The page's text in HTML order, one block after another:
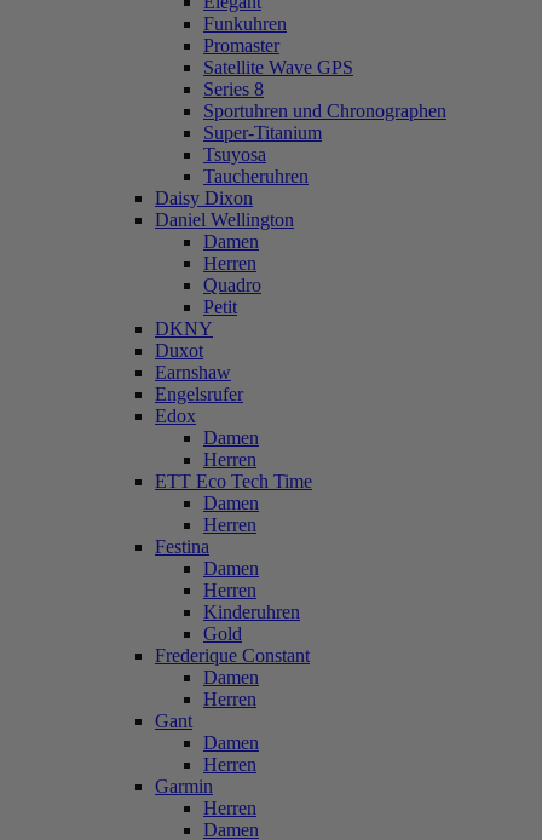
Funkuhren
Promaster
Satellite Wave GPS
Series 8
Sportuhren und Chronographen
Super-Titanium
Tsuyosa
Taucheruhren
Daisy Dixon
Daniel Wellington
Damen
Herren
Quadro
Petit
DKNY
Duxot
Earnshaw
Engelsrufer
Edox
Damen
Herren
ETT Eco Tech Time
Damen
Herren
Festina
Damen
Herren
Kinderuhren
Gold
Frederique Constant
Damen
Herren
Gant
Damen
Herren
Garmin
Herren
Damen